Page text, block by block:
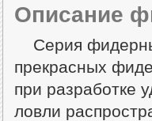
Описание
Серия
прекрасных
при разработке
ловли